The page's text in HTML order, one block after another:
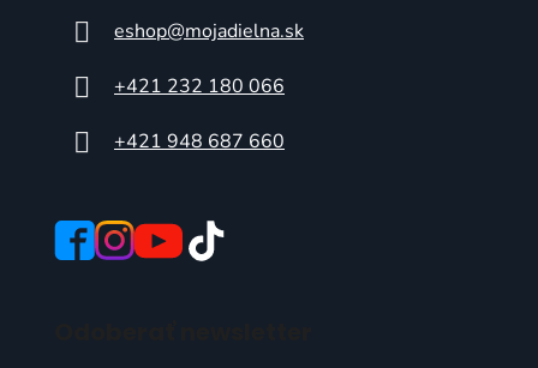
eshop@mojadielna.sk
+421 232 180 066
+421 948 687 660